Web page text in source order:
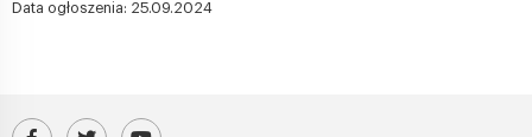
Data ogłoszenia: 25.09.2024